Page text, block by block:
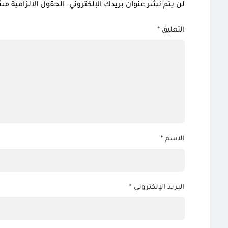
لن يتم نشر عنوان بريدك الإلكتروني. الحقول الإلزامية
التعليق*
الاسم*
البريد الإلكتروني*